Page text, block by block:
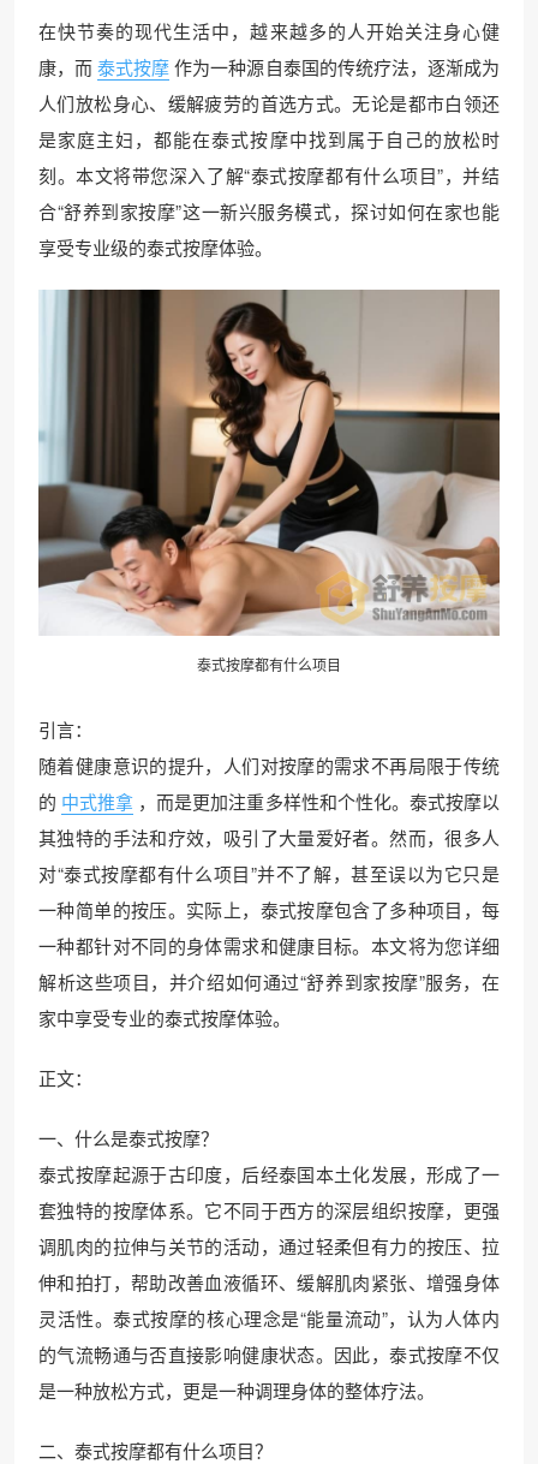
在快节奏的现代生活中，越来越多的人开始关注身心健
康，而泰式按摩 作为一种源自泰国的传统疗法，逐渐成为
人们放松身心、缓解疲劳的首选方式。无论是都市白领还
是家庭主妇，都能在泰式按摩中找到属于自己的放松时
刻。本文将带您深入了解“泰式按摩都有什么项目”，并结
合“舒养到家按摩”这一新兴服务模式，探讨如何在家也能
享受专业级的泰式按摩体验。
泰式按摩都有什么项目
引言：
随着健康意识的提升，人们对按摩的需求不再局限于传统
的 中式推拿 ，而是更加注重多样性和个性化。泰式按摩以
其独特的手法和疗效，吸引了大量爱好者。然而，很多人
对“泰式按摩都有什么项目”并不了解，甚至误以为它只是
一种简单的按压。实际上，泰式按摩包含了多种项目，每
一种都针对不同的身体需求和健康目标。本文将为您详细
解析这些项目，并介绍如何通过“舒养到家按摩”服务，在
家中享受专业的泰式按摩体验。
正文：
一、什么是泰式按摩？
泰式按摩起源于古印度，后经泰国本土化发展，形成了一
套独特的按摩体系。它不同于西方的深层组织按摩，更强
调肌肉的拉伸与关节的活动，通过轻柔但有力的按压、拉
伸和拍打，帮助改善血液循环、缓解肌肉紧张、增强身体
灵活性。泰式按摩的核心理念是“能量流动”，认为人体内
的气流畅通与否直接影响健康状态。因此，泰式按摩不仅
是一种放松方式，更是一种调理身体的整体疗法。
二、泰式按摩都有什么项目？